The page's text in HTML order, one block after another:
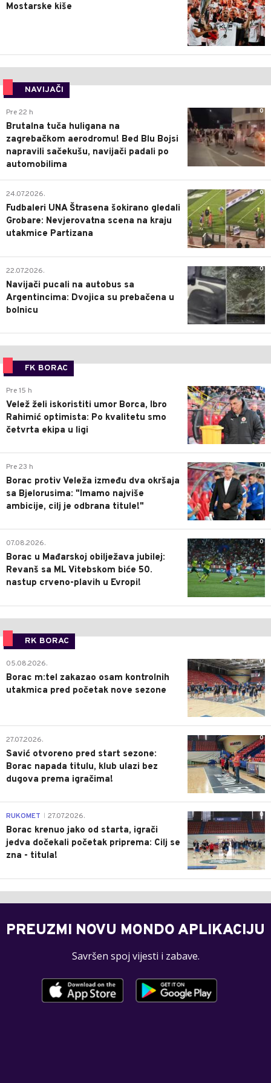
Mostarske kiše
NAVIJAČI
0
Pre 22 h
Brutalna tuča huligana na
zagrebačkom aerodromu! Bed Blu Bojsi
napravili sačekušu, navijači padali po
automobilima
0
24.07.2026.
Fudbaleri UNA Štrasena šokirano gledali
Grobare: Nevjerovatna scena na kraju
utakmice Partizana
0
22.07.2026.
Navijači pucali na autobus sa
Argentincima: Dvojica su prebačena u
bolnicu
FK BORAC
0
Pre 15 h
Velež želi iskoristiti umor Borca, Ibro
Rahimić optimista: Po kvalitetu smo
četvrta ekipa u ligi
0
Pre 23 h
Borac protiv Veleža između dva okršaja
sa Bjelorusima: "Imamo najviše
ambicije, cilj je odbrana titule!"
0
07.08.2026.
Borac u Mađarskoj obilježava jubilej:
Revanš sa ML Vitebskom biće 50.
nastup crveno-plavih u Evropi!
RK BORAC
0
05.08.2026.
Borac m:tel zakazao osam kontrolnih
utakmica pred početak nove sezone
0
27.07.2026.
Savić otvoreno pred start sezone:
Borac napada titulu, klub ulazi bez
dugova prema igračima!
0
RUKOMET 27.07.2026.
Borac krenuo jako od starta, igrači
jedva dočekali početak priprema: Cilj se
zna - titula!
PREUZMI NOVU MONDO APLIKACIJU
Savršen spoj vijesti i zabave.